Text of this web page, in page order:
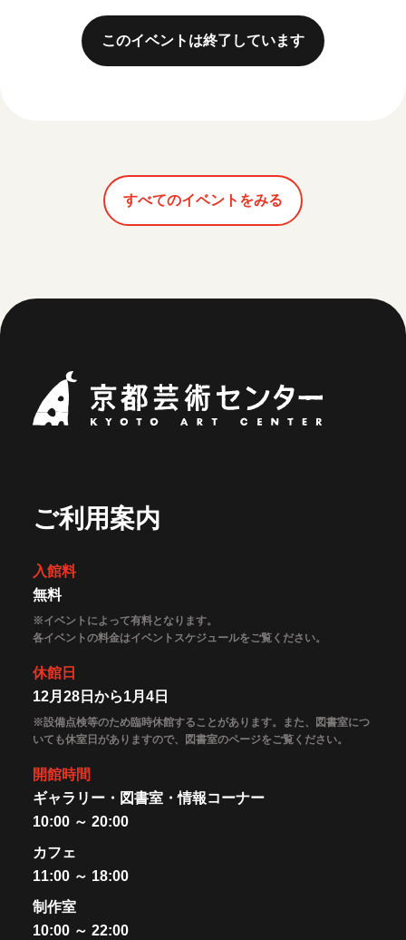
このイベントは終了しています
すべてのイベントをみる
ご利用案内
入館料
無料
※イベントによって有料となります。
各イベントの料金はイベントスケジュールをご覧ください。
休館日
12月28日から1月4日
※設備点検等のため臨時休館することがあります。また、図書室につ
いても休室日がありますので、図書室のページをご覧ください。
開館時間
ギャラリー・図書室・情報コーナー
10:00 ～ 20:00
カフェ
11:00 ～ 18:00
制作室
10:00 ～ 22:00